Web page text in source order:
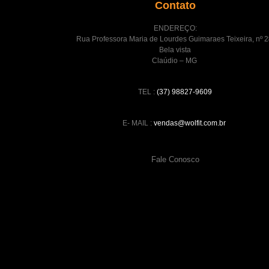
Contato
ENDEREÇO:
Rua Professora Maria de Lourdes Guimaraes Teixeira, nº
Bela vista
Claúdio – MG
TEL :(37) 98827-9609
E- MAIL : vendas@wolfit.com.br
Fale Conosco